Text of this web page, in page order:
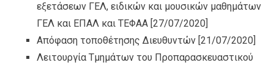
εξετάσεων ΓΕΛ, ειδικών και μουσικών μαθημάτων
ΓΕΛ και ΕΠΑΛ και ΤΕΦΑΑ [27/07/2020]
Απόφαση τοποθέτησης Διευθυντών [21/07/2020]
Λειτουργία Τμημάτων του Προπαρασκευαστικού